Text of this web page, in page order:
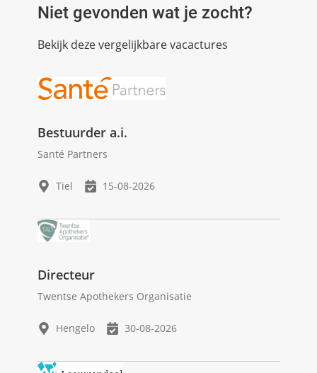
Niet gevonden wat je zocht?
Bekijk deze vergelijkbare vacactures
Bestuurder a.i.
Santé Partners
Tiel 15-08-2026
Directeur
Twentse Apothekers Organisatie
Hengelo 30-08-2026